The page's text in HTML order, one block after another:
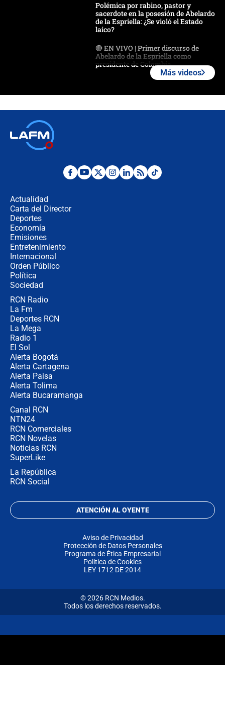
Polémica por rabino, pastor y
sacerdote en la posesión de Abelardo
de la Espriella: ¿Se violó el Estado
laico?
🔴 EN VIVO | Primer discurso de
Abelardo de la Espriella como
presidente de Colombia
Espriella en Cali inicia la
Desde dermatitis hasta infecciones:
Más videos
Actualidad
Carta del Director
Deportes
Economía
Emisiones
Entretenimiento
Internacional
Orden Público
Política
Sociedad
RCN Radio
La Fm
Deportes RCN
La Mega
Radio 1
El Sol
Alerta Bogotá
Alerta Cartagena
Alerta Paisa
Alerta Tolima
Alerta Bucaramanga
Canal RCN
NTN24
RCN Comerciales
RCN Novelas
Noticias RCN
SuperLike
La República
RCN Social
ATENCIÓN AL OYENTE
Aviso de Privacidad
Protección de Datos Personales
Programa de Ética Empresarial
Política de Cookies
LEY 1712 DE 2014
© 2026 RCN Medios.
Todos los derechos reservados.